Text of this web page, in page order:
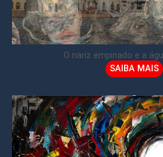
O nariz empinado e a
SAIBA MAIS